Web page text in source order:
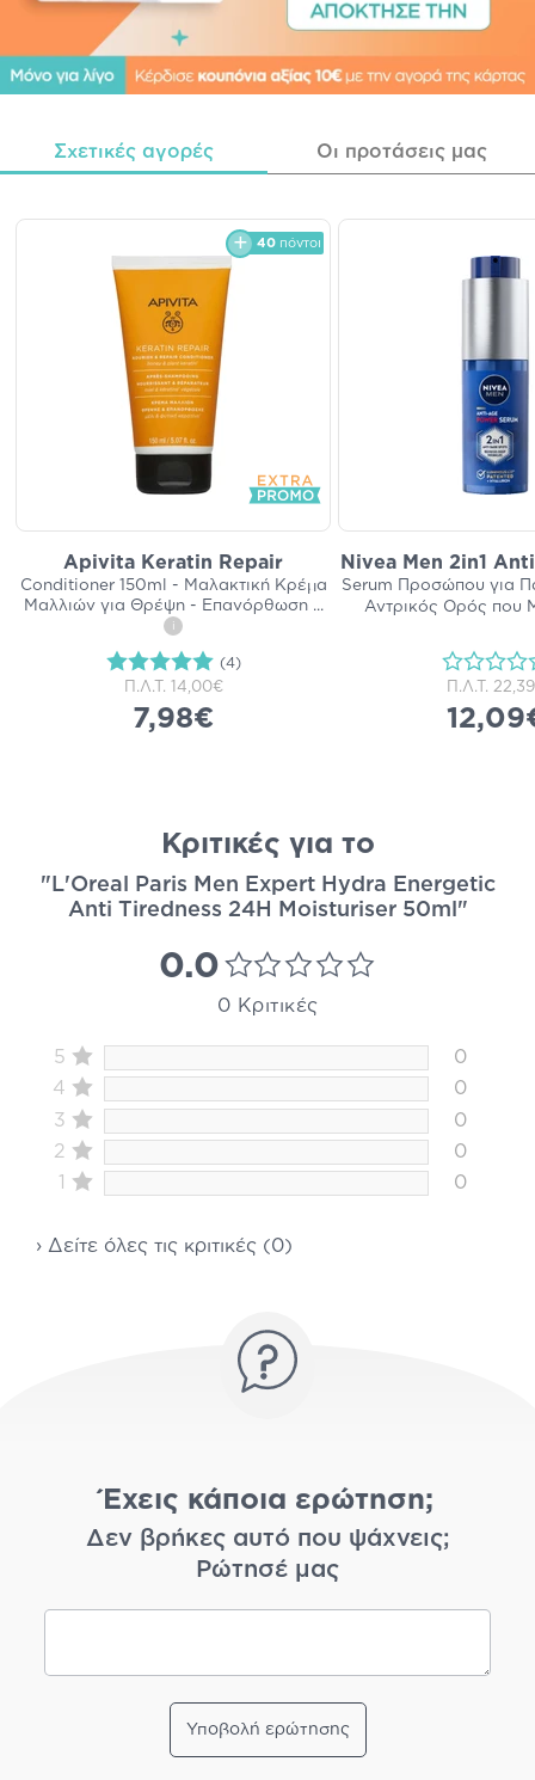
Σχετικές αγορές Οι προτάσεις μας
40 πόντοι
Apivita Keratin Repair
Conditioner 150ml - Μαλακτική Κρέμα
Μαλλιών για Θρέψη - Επανόρθωση ...
i
(4)
Π.Λ.Τ. 14,00€
7,98€
Nivea Men 2in1
Serum Προσώπου για
Αντρικός Ορός που
Π.Λ.Τ.
Κριτικές για το
"L'Oreal Paris Men Expert Hydra Energetic
Anti Tiredness 24H Moisturiser 50ml"
0.0
0 Κριτικές
5
0
4
0
3
0
2
0
1
0
› Δείτε όλες τις κριτικές (0)
Έχεις κάποια ερώτηση;
Δεν βρήκες αυτό που ψάχνεις;
Ρώτησέ μας
Υποβολή ερώτησης